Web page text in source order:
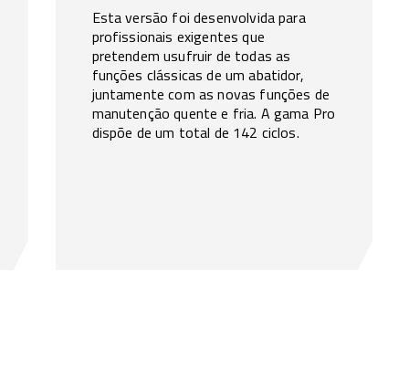
Esta versão foi desenvolvida para
profissionais exigentes que
pretendem usufruir de todas as
funções clássicas de um abatidor,
juntamente com as novas funções de
manutenção quente e fria. A gama Pro
dispõe de um total de 142 ciclos.